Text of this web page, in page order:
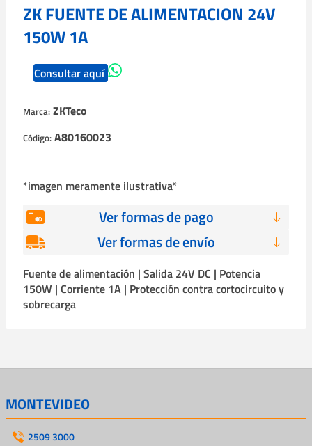
ZK FUENTE DE ALIMENTACION 24V
150W 1A
Consultar aquí
Marca: ZKTeco
Código: A80160023
*imagen meramente ilustrativa*
Ver formas de pago
Ver formas de envío
Fuente de alimentación | Salida 24V DC | Potencia
150W | Corriente 1A | Protección contra cortocircuito y
sobrecarga
MONTEVIDEO
2509 3000